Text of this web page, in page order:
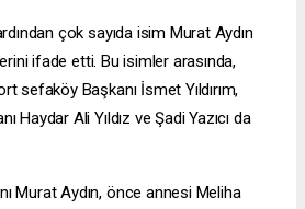
ardından çok sayıda isim Murat Aydın
ifade etti. Bu isimler arasında,
sefaköyBaşkanı İsmet Yıldırım,
Haydar Ali Yıldız ve Şadi Yazıcı da
Murat Aydın, önce annesi Meliha